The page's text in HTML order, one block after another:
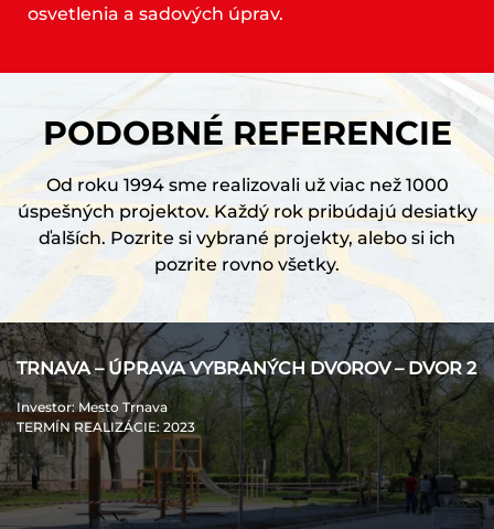
osvetlenia a sadových úprav.
PODOBNÉ REFERENCIE
Od roku 1994 sme realizovali už viac než 1000
úspešných projektov. Každý rok pribúdajú desiatky
ďalších. Pozrite si vybrané projekty, alebo si ich
pozrite rovno všetky.
TRNAVA – ÚPRAVA VYBRANÝCH DVOROV – DVOR 2
Investor: Mesto Trnava
TERMÍN REALIZÁCIE: 2023